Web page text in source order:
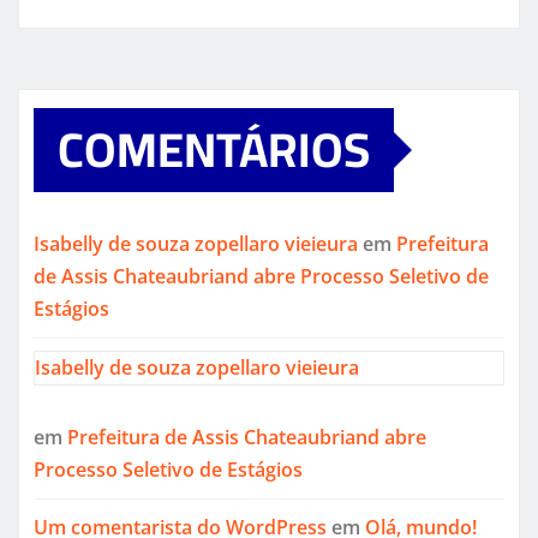
COMENTÁRIOS
Isabelly de souza zopellaro vieieura em Prefeitura
de Assis Chateaubriand abre Processo Seletivo de
Estágios
Isabelly de souza zopellaro vieieura
em Prefeitura de Assis Chateaubriand abre
Processo Seletivo de Estágios
Um comentarista do WordPress em Olá, mundo!